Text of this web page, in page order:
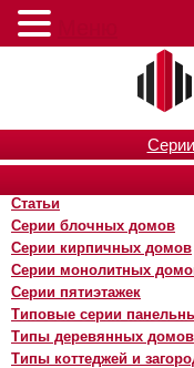
Статьи
Серии блочных домов
Серии кирпичных домов
Серии монолитных
Серии пятиэтажек
Типовые серии
Типы деревянных домов
Типы коттеджей и